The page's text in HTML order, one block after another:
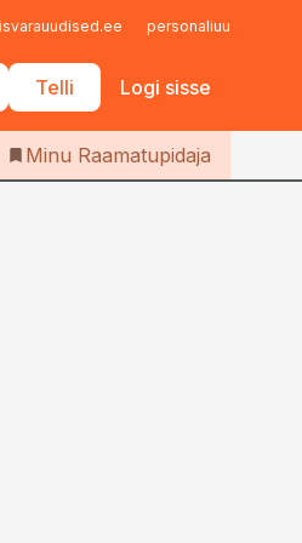
personaliuudised.ee
Telli Logi sisse
Iseteenindus
Raamatupidaja
Minu Raamatupidaja